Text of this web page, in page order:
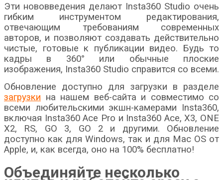
Эти нововведения делают Insta360 Studio очень
гибким инструментом редактирования,
отвечающим требованиям современных
авторов, и позволяют создавать действительно
чистые, готовые к публикации видео. Будь то
кадры в 360° или обычные плоские
изображения, Insta360 Studio справится со всеми.
Обновление доступно для загрузки в разделе
загрузки на нашем веб-сайта и совместимо со
всеми любительскими экшн-камерами Insta360,
включая Insta360 Ace Pro и Insta360 Ace, X3, ONE
X2, RS, GO 3, GO 2 и другими. Обновление
доступно как для Windows, так и для Mac OS от
Apple, и, как всегда, оно на 100% бесплатно!
Объединяйте несколько